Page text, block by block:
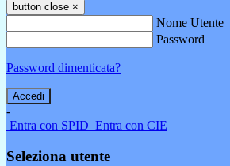
button close ×
Nome Utente
Password
Password dimenticata?
-
Entra con SPID Entra con CIE
Seleziona utente